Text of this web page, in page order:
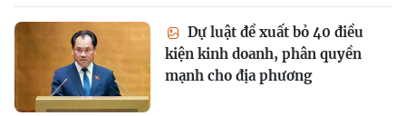
Dự luật đề xuất bỏ 40 điều
kiện kinh doanh, phân quyền
mạnh cho địa phương